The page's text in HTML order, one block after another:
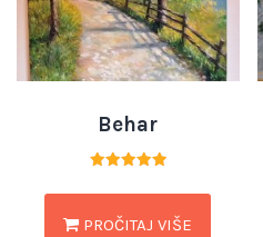
Behar
5.00
PROČITAJ VIŠE